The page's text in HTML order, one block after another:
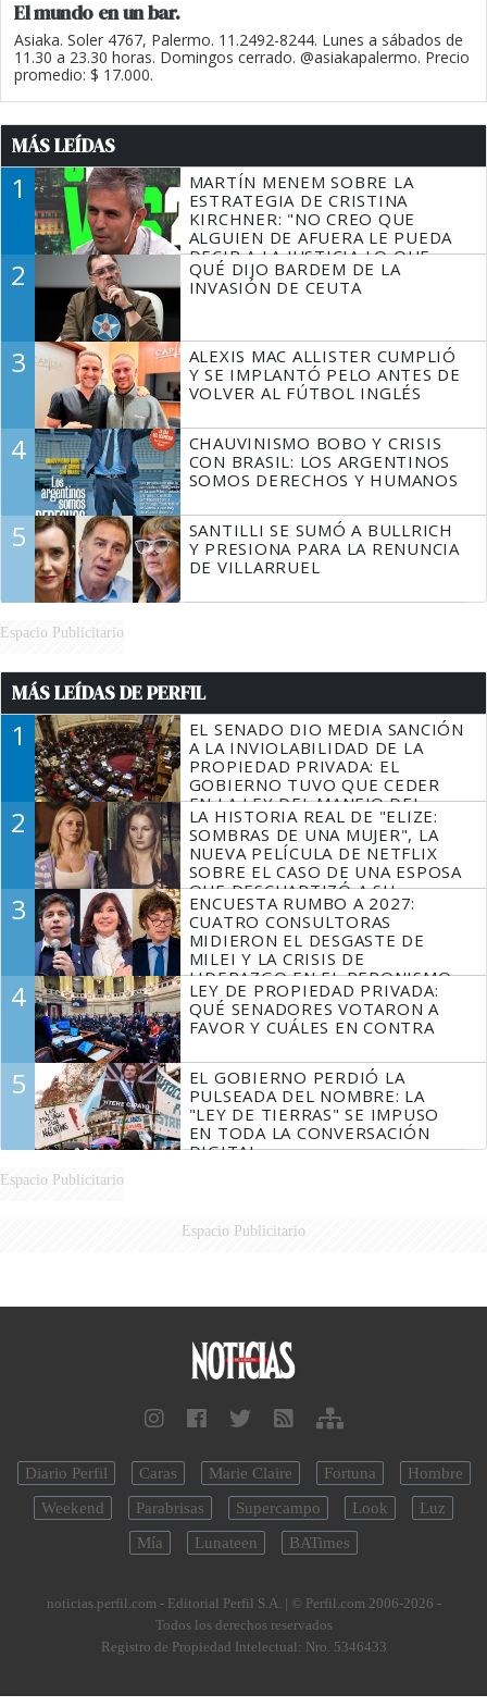
El mundo en un bar.
Asiaka. Soler 4767, Palermo. 11.2492-8244. Lunes a sábados de
11.30 a 23.30 horas. Domingos cerrado. @asiakapalermo. Precio
promedio: $ 17.000.
MÁS LEÍDAS
1
MARTÍN MENEM SOBRE LA
ESTRATEGIA DE CRISTINA
KIRCHNER: "NO CREO QUE
ALGUIEN DE AFUERA LE PUEDA
DECIR A LA JUSTICIA LO QUE
TIENE QUE HACER"
2
QUÉ DIJO BARDEM DE LA
INVASIÓN DE CEUTA
3
ALEXIS MAC ALLISTER CUMPLIÓ
Y SE IMPLANTÓ PELO ANTES DE
VOLVER AL FÚTBOL INGLÉS
4
CHAUVINISMO BOBO Y CRISIS
CON BRASIL: LOS ARGENTINOS
SOMOS DERECHOS Y HUMANOS
5
SANTILLI SE SUMÓ A BULLRICH
Y PRESIONA PARA LA RENUNCIA
DE VILLARRUEL
Espacio Publicitario
MÁS LEÍDAS DE PERFIL
1
EL SENADO DIO MEDIA SANCIÓN
A LA INVIOLABILIDAD DE LA
PROPIEDAD PRIVADA: EL
GOBIERNO TUVO QUE CEDER
EN LA LEY DEL MANEJO DEL
FUEGO
2
LA HISTORIA REAL DE "ELIZE:
SOMBRAS DE UNA MUJER", LA
NUEVA PELÍCULA DE NETFLIX
SOBRE EL CASO DE UNA ESPOSA
QUE DESCUARTIZÓ A SU
MARIDO
3
ENCUESTA RUMBO A 2027:
CUATRO CONSULTORAS
MIDIERON EL DESGASTE DE
MILEI Y LA CRISIS DE
LIDERAZGO EN EL PERONISMO
4
LEY DE PROPIEDAD PRIVADA:
QUÉ SENADORES VOTARON A
FAVOR Y CUÁLES EN CONTRA
5
EL GOBIERNO PERDIÓ LA
PULSEADA DEL NOMBRE: LA
"LEY DE TIERRAS" SE IMPUSO
EN TODA LA CONVERSACIÓN
DIGITAL
Espacio Publicitario
Espacio Publicitario
Diario Perfil Caras Marie Claire Fortuna
Hombre
Weekend
Parabrisas Supercampo Look
Luz
Mía
Lunateen BATimes
noticias.perfil.com - Editorial Perfil S.A. | © Perfil.com 2006-2026 -
Todos los derechos reservados
Registro de Propiedad Intelectual: Nro. 5346433